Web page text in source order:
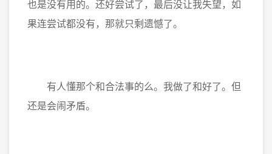
也是没有用的。还好尝试了，最后没让我失望，如
果连尝试都没有，那就只剩遗憾了。
有人懂那个和合法事的么。我做了和好了。但
还是会闹矛盾。